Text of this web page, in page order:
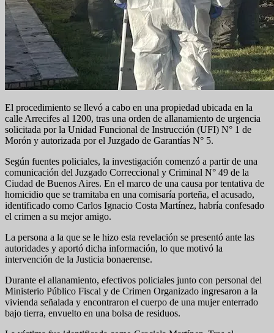
El procedimiento se llevó a cabo en una propiedad ubicada en la
calle Arrecifes al 1200, tras una orden de allanamiento de urgencia
solicitada por la Unidad Funcional de Instrucción (UFI) N° 1 de
Morón y autorizada por el Juzgado de Garantías N° 5.
Según fuentes policiales, la investigación comenzó a partir de una
comunicación del Juzgado Correccional y Criminal N° 49 de la
Ciudad de Buenos Aires. En el marco de una causa por tentativa de
homicidio que se tramitaba en una comisaría porteña, el acusado,
identificado como Carlos Ignacio Costa Martínez, habría confesado
el crimen a su mejor amigo.
La persona a la que se le hizo esta revelación se presentó ante las
autoridades y aportó dicha información, lo que motivó la
intervención de la Justicia bonaerense.
Durante el allanamiento, efectivos policiales junto con personal del
Ministerio Público Fiscal y de Crimen Organizado ingresaron a la
vivienda señalada y encontraron el cuerpo de una mujer enterrado
bajo tierra, envuelto en una bolsa de residuos.